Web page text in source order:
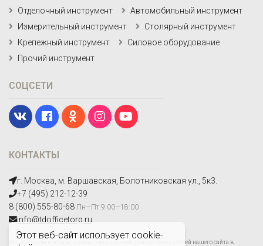
Этот веб-сайт использует cookie-
КОНТАКТЫ
г. Москва, м. Варшавская, Болотниковская ул., 5к3.
+7 (495) 212-12-39
8 (800) 555-80-68 Пн—Пт 9:00—18:00
info@tdofficetorg.ru
Мы получаем и обрабатываем персональные данные посетителей нашего сайта в
Отделочный инструмент
Автомобильный инструмент
Измерительный инструмент
Столярный инструмент
Крепежный инструмент
Силовое оборудование
Прочий инструмент
СОЦСЕТИ